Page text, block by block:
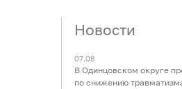
Новости
07.08
В Одинцовском округе
по снижению